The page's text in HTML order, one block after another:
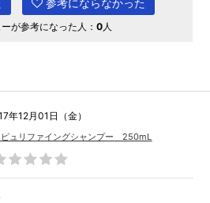
が参考になった人： 0 人
年12月01日（金）
ュリファイングシャンプー 250mL